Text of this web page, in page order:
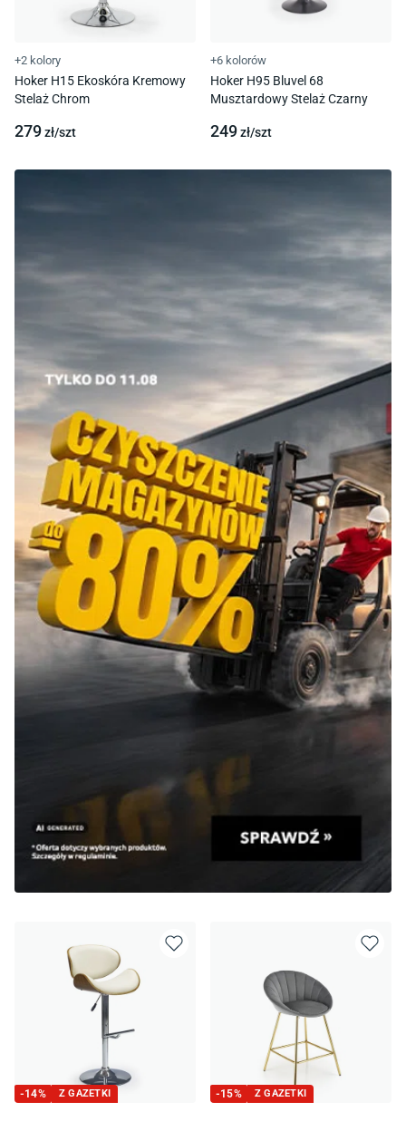
+2 kolory
Hoker H15 Ekoskóra Kremowy
Stelaż Chrom
279zł/szt
+6 kolorów
Hoker H95 Bluvel 68
Musztardowy Stelaż Czarny
249zł/szt
-14% Z GAZETKI -15% Z GAZETKI